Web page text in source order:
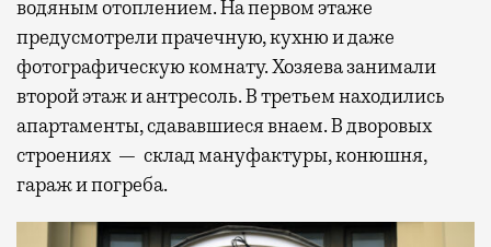
водяным отоплением. На первом этаже
предусмотрели прачечную, кухню и даже
фотографическую комнату. Хозяева занимали
второй этаж и антресоль. В третьем находились
апартаменты, сдававшиеся внаем. В дворовых
строениях — склад мануфактуры, конюшня,
гараж и погреба.